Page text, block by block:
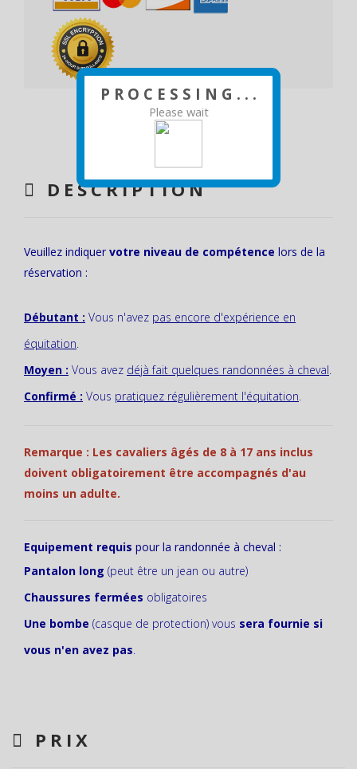
P R O C E S S I N G . . .
Please wait
DESCRIPTION
Veuillez indiquer votre niveau de compétence lors de la
réservation :
Débutant : Vous n'avez pas encore d'expérience en
équitation.
Moyen : Vous avez déjà fait quelques randonnées à cheval.
Confirmé : Vous pratiquez régulièrement l'équitation.
Remarque : Les cavaliers âgés de 8 à 17 ans inclus
doivent obligatoirement être accompagnés d'au
moins un adulte.
Equipement requis pour la randonnée à cheval :
Pantalon long (peut être un jean ou autre)
Chaussures fermées obligatoires
Une bombe (casque de protection) vous sera fournie si
vous n'en avez pas.
PRIX